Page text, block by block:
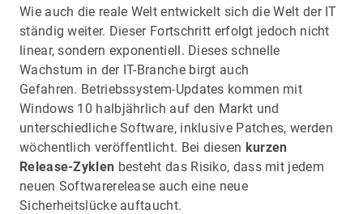
Wie auch die reale Welt entwickelt sich die Welt der IT
ständig weiter. Dieser Fortschritt erfolgt jedoch nicht
linear, sondern exponentiell. Dieses schnelle
Wachstum in der IT-Branche birgt auch
Gefahren. Betriebssystem-Updates kommen mit
Windows 10 halbjährlich auf den Markt und
unterschiedliche Software, inklusive Patches, werden
wöchentlich veröffentlicht. Bei diesen kurzen
Release-Zyklen besteht das Risiko, dass mit jedem
neuen Softwarerelease auch eine neue
Sicherheitslücke auftaucht.